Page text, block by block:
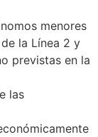
menores
la Línea 2 y
previstas en la
las